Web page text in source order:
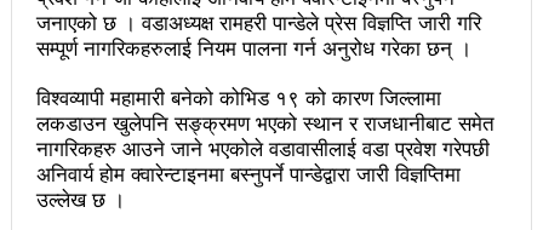
अझ सुदृढ बनाएको छः प्रचण्ड
छिटफुटबाहेक शान्तिपूर्ण रुपमा मतदान सम्पन्न
आज प्रतिनिधिसभा सदस्य निर्वाचनः देशैभर मतदान जारी
बैतडीमा जन्तिबस दुर्घटनाः १३ जनाको मृत्यु
जनाएको छ । वडाअध्यक्ष रामहरी पान्डेले प्रेस विज्ञप्ति जारी गरि
सम्पूर्ण नागरिकहरुलाई नियम पालना गर्न अनुरोध गरेका छन् ।
विश्वव्यापी महामारी बनेको कोभिड १९ को कारण जिल्लामा
लकडाउन खुलेपनि सङ्क्रमण भएको स्थान र राजधानीबाट समेत
नागरिकहरु आउने जाने भएकोले वडावासीलाई वडा प्रवेश गरेपछी
अनिवार्य होम क्वारेन्टाइनमा बस्नुपर्ने पान्डेद्वारा जारी विज्ञप्तिमा
उल्लेख छ ।